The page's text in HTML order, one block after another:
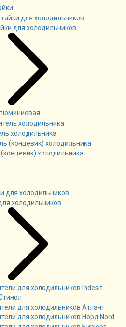
для холодильников
холодильника
холодильника
холодильников
для холодильников Indesit
для холодильников Атлант
для холодильников Норд Nord